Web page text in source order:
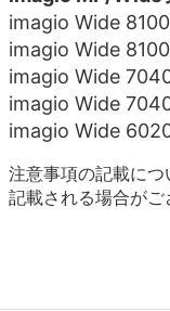
imagio Wide 8100
imagio Wide
imagio Wide
imagio Wide
imagio Wide
注意事項の記載に
記載される場合がご